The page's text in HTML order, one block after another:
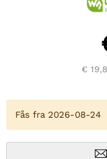
€
Fås fra 2026-08-24